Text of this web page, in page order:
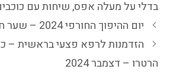
בדלי על מעלה אפס,שיחות עם
יום ההיפוך החורפי 2024 – שער חניכה רב עוצמה
הזדמנות לרפא פצעי בראשית –
הרטרו – דצמבר 2024